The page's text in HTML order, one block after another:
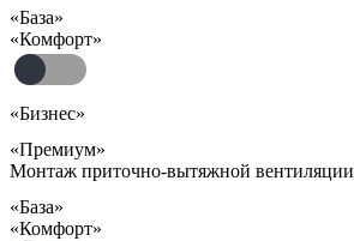
«База»
«Комфорт»
«Бизнес»
«Премиум»
Монтаж приточно-вытяжной вентиляции
«База»
«Комфорт»